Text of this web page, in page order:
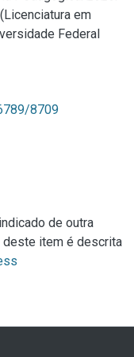
em
Federal
8709
de outra
deste item é descrita